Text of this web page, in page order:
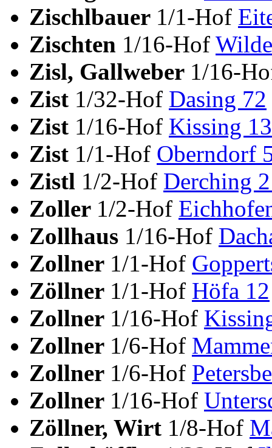
Zischlbauer 1/1-Hof
Zischten 1/16-Hof
Zisl, Gallweber 1/16-
Zist 1/32-Hof Dasing 72
Zist 1/16-Hof Kissing
Zist 1/1-Hof Oberndorf
Zistl 1/2-Hof Derching
Zoller 1/2-Hof
Zollhaus 1/16-Hof
Zollner 1/1-Hof
Zöllner 1/1-Hof Höfa 12
Zollner 1/16-Hof
Zollner 1/6-Hof
Zollner 1/6-Hof
Zollner 1/16-Hof
Zöllner, Wirt 1/8-Hof